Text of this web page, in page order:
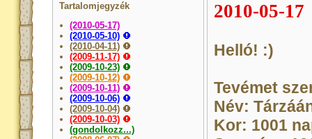
Tartalomjegyzék
(2010-05-17)
(2010-05-10)
(2010-04-11)
(2009-11-17)
(2009-10-23)
(2009-10-12)
(2009-10-11)
(2009-10-06)
(2009-10-04)
(2009-10-03)
(gondolkozz...)
2010-05-17
Helló! :)
Tevémet
Név:
Kor: 1001